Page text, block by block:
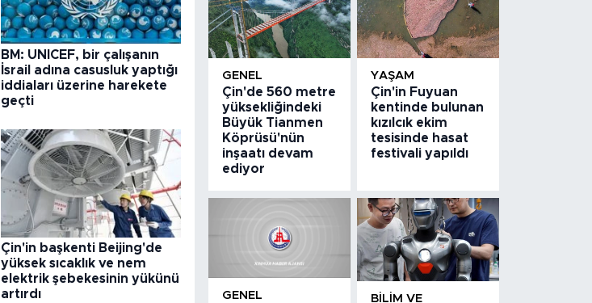
BM: UNICEF, bir çalışanın
İsrail adına casusluk yaptığı
iddiaları üzerine harekete
geçti
Çin'in başkenti Beijing'de
yüksek sıcaklık ve nem
elektrik şebekesinin yükünü
artırdı
GENEL
Çin'de 560 metre
yüksekliğindeki
Büyük Tianmen
Köprüsü'nün
inşaatı devam
ediyor
YAŞAM
Çin'in Fuyuan
kentinde bulunan
kızılcık ekim
tesisinde hasat
festivali yapıldı
GENEL
BILIM VE